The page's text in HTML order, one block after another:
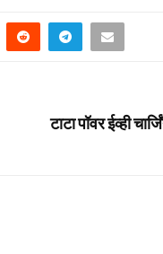
टाटा पॉवर ईव्ही